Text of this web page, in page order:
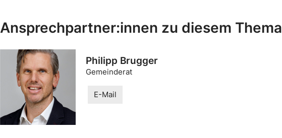
Ansprechpartner:innen zu diesem Thema
Philipp Brugger
Gemeinderat
E-Mail